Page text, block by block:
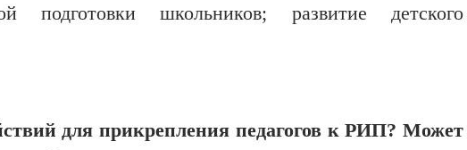
подготовки школьников; развитие детского
для прикрепления педагогов к РИП? Может